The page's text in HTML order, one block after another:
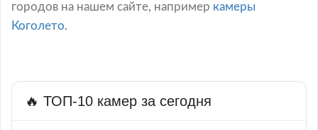
городов на нашем сайте, например камеры
Коголето.
🔥 ТОП-10 камер за сегодня